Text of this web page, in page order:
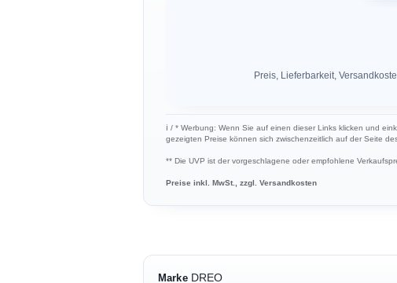
Preis, Lieferbarkeit,
ℹ︎ / * Werbung: Wenn Sie auf einen dieser Links klicken und
gezeigten Preise können sich zwischenzeitlich auf der Seite
** Die UVP ist der vorgeschlagene oder empfohlene
Preise inkl. MwSt., zzgl. Versandkosten
Marke DREO